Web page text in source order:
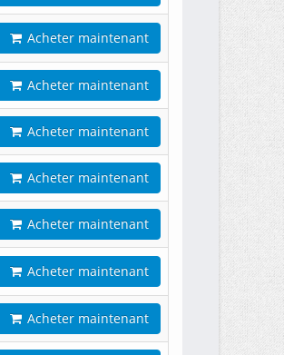
Acheter maintenant
Acheter maintenant
Acheter maintenant
Acheter maintenant
Acheter maintenant
Acheter maintenant
Acheter maintenant